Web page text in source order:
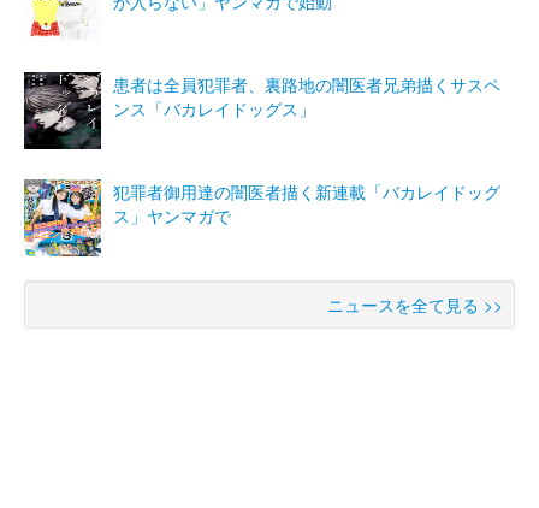
患者は全員犯罪者、裏路地の闇医者兄弟描くサスペ
ンス「バカレイドッグス」
犯罪者御用達の闇医者描く新連載「バカレイドッグ
ス」ヤンマガで
ニュースを全て見る >>